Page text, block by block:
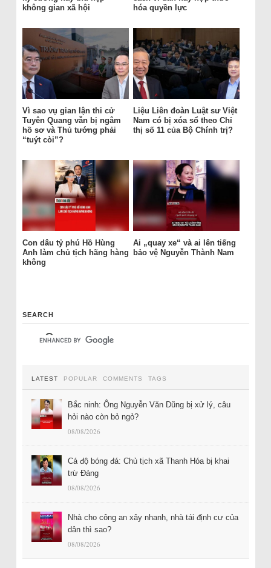
không gian xã hội
hóa quyền lực
Vì sao vụ gian lận thi cử
Tuyên Quang vẫn bị ngâm
hồ sơ và Thủ tướng phải
“tuýt còi”?
Liệu Liên đoàn Luật sư Việt
Nam có bị xóa sổ theo Chỉ
thị số 11 của Bộ Chính trị?
Con dâu tỷ phú Hồ Hùng
Anh làm chủ tịch hãng hàng
không
Ai „quay xe“ và ai lên tiếng
bảo vệ Nguyễn Thành Nam
SEARCH
LATEST POPULAR COMMENTS TAGS
Bắc ninh: Ông Nguyễn Văn Dũng bị xử lý, câu
hỏi nào còn bỏ ngỏ?
08/08/2026
Cá độ bóng đá: Chủ tịch xã Thanh Hóa bị khai
trừ Đảng
08/08/2026
Nhà cho công an xây nhanh, nhà tái định cư của
dân thì sao?
08/08/2026